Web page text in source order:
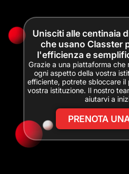
Unisciti alle centinaia
che usano Classter
l'efficienza e
Grazie a una piattaforma che
ogni aspetto della vostra
efficiente, potrete sbloccare il
vostra istituzione. Il nostro
aiutarvi a
PRENOTA